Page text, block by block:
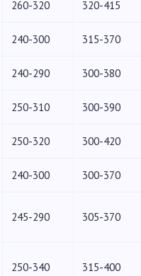
260-320 320-415
240-300 315-370
240-290 300-380
250-310 300-390
250-320 300-420
240-300 300-370
245-290 305-370
250-340 315-400